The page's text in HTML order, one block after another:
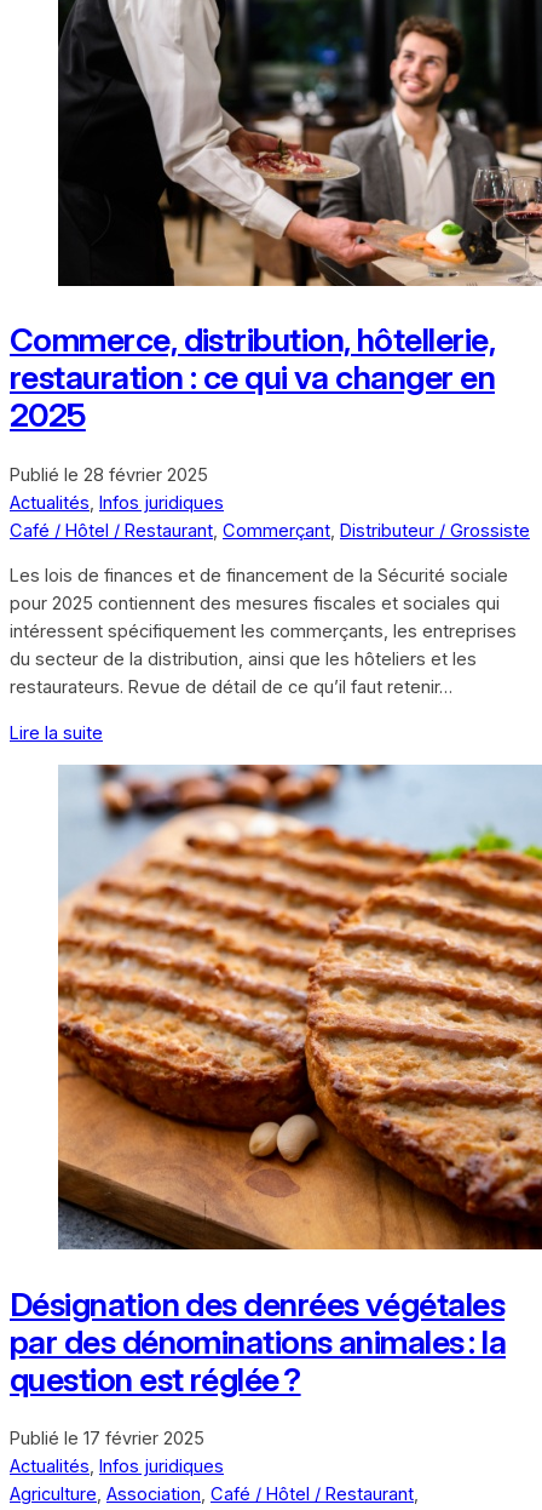
Commerce, distribution, hôtellerie,
restauration : ce qui va changer en
2025
Publié le 28 février 2025
Actualités, Infos juridiques
Café / Hôtel / Restaurant, Commerçant, Distributeur / Grossiste
Les lois de finances et de financement de la Sécurité sociale
pour 2025 contiennent des mesures fiscales et sociales qui
intéressent spécifiquement les commerçants, les entreprises
du secteur de la distribution, ainsi que les hôteliers et les
restaurateurs. Revue de détail de ce qu’il faut retenir…
Lire la suite
Désignation des denrées végétales
par des dénominations animales : la
question est réglée ?
Publié le 17 février 2025
Actualités, Infos juridiques
Agriculture, Association, Café / Hôtel / Restaurant,